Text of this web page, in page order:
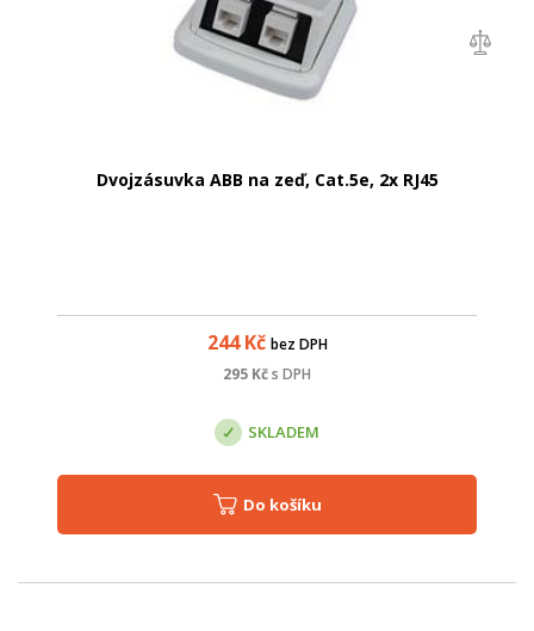
Dvojzásuvka ABB na zeď, Cat.5e, 2x RJ45
244Kč bez DPH
295 Kčs DPH
SKLADEM
Do košíku